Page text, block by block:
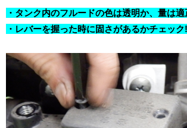
・タンク内のフルードの色は透明か、 量は適
・レバーを握った時に固さがあるかチェック!